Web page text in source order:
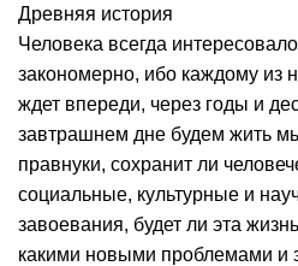
Древняя история
Человека всегда
закономерно, ибо каждому из
ждет впереди, через годы и
завтрашнем дне будем жить
правнуки, сохранит ли
социальные, культурные и
завоевания, будет ли эта
какими новыми проблемами и